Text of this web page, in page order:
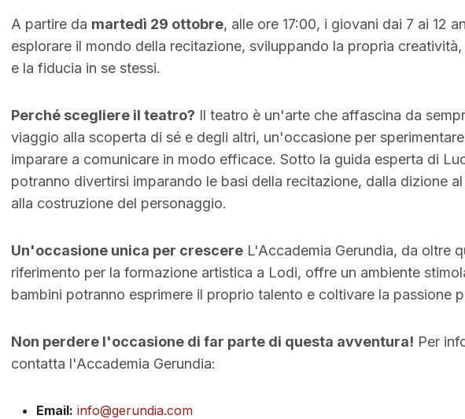
A partire da martedì 29 ottobre, alle ore 17:00, i giovani dai 7 ai 12
esplorare il mondo della recitazione, sviluppando la propria
e la fiducia in se stessi.
Perché scegliere il teatro? Il teatro è un'arte che affascina da
viaggio alla scoperta di sé e degli altri, un'occasione per
imparare a comunicare in modo efficace. Sotto la guida esperta di
potranno divertirsi imparando le basi della recitazione, dalla dizione
alla costruzione del personaggio.
Un'occasione unica per crescere L'Accademia Gerundia, da oltre
riferimento per la formazione artistica a Lodi, offre un ambiente
bambini potranno esprimere il proprio talento e coltivare la passione
Non perdere l'occasione di far parte di questa avventura! Per
contatta l'Accademia Gerundia:
Email: info@gerundia.com